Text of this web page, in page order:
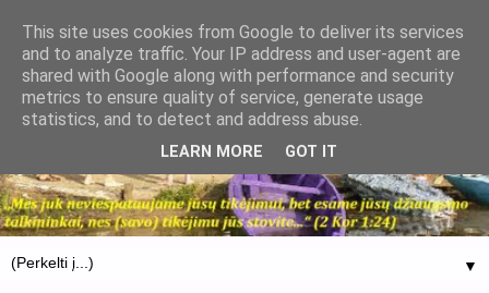
▼
This site uses cookies from Google to deliver its services
and to analyze traffic. Your IP address and user-agent are
shared with Google along with performance and security
metrics to ensure quality of service, generate usage
statistics, and to detect and address abuse.
LEARN MORE GOT IT